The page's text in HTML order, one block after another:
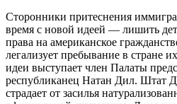
Сторонники притеснения
время с новой идеей — лишить
права на американское
легализует пребывание в стране
идеи выступает член Палаты
республиканец Натан Дил. Штат
страдает от засилья